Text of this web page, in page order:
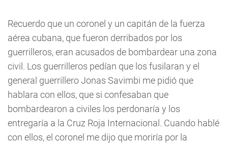
Recuerdo que un coronel y un capitán de la fuerza
aérea cubana, que fueron derribados por los
guerrilleros, eran acusados de bombardear una zona
civil. Los guerrilleros pedían que los fusilaran y el
general guerrillero Jonas Savimbi me pidió que
hablara con ellos, que si confesaban que
bombardearon a civiles los perdonaría y los
entregaría a la Cruz Roja Internacional. Cuando hablé
con ellos, el coronel me dijo que moriría por la